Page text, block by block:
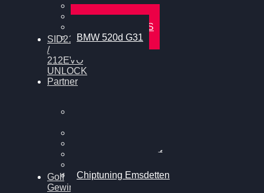
Audi A5 3.0TDI
VW Arteon 2.0TSI
VW Passat 110PS
BMW 520d G31
SID212
/
212EVO
UNLOCK
Partner
Chiptuning Schüttorf
Chiptuning Emsdetten
Golf
Gewinnspiel